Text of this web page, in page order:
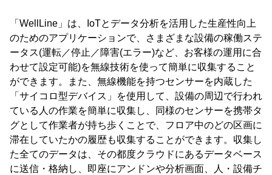
「WellLine」は、IoTとデータ分析を活用した生産性向上
のためのアプリケーションで、さまざまな設備の稼働ステ
ータス(運転／停止／障害(エラー)など、お客様の運用に合
わせて設定可能)を無線技術を使って簡単に収集すること
ができます。また、無線機能を持つセンサーを内蔵した
「サイコロ型デバイス」を使用して、設備の周辺で行われ
ている人の作業を簡単に収集し、同様のセンサーを携帯タ
グとして作業者が持ち歩くことで、フロア中のどの区画に
滞在していたかの履歴も収集することができます。収集し
た全てのデータは、その都度クラウドにあるデータベース
に送信・格納し、即座にアンドンや分析画面、人・設備チ